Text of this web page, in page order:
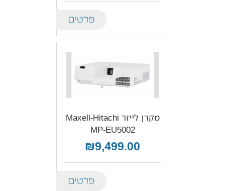
מקרן לייזר Maxell-Hitachi
MP-EU5002
₪9,499.00